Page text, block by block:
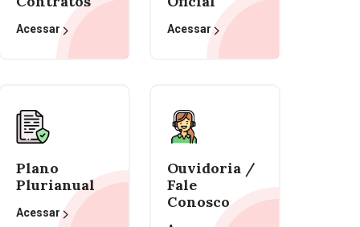
Acessar Acessar
Plano
Plurianual
Acessar
Ouvidoria /
Fale
Conosco